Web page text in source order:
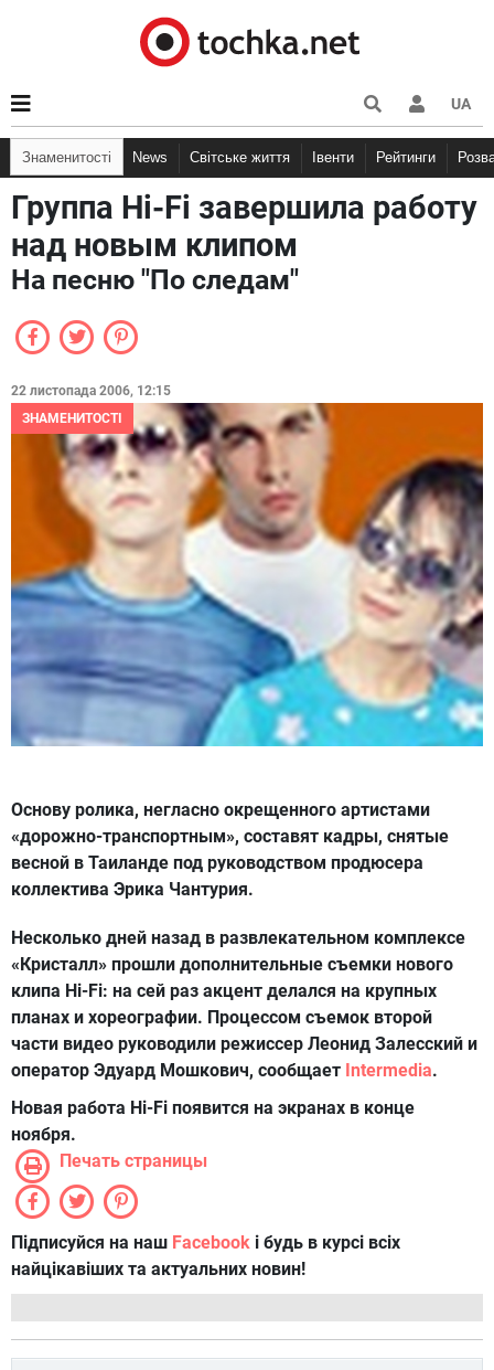
UA
Знаменитості News Світське життя Івенти Рейтинги
Группа Hi-Fi завершила работу
над новым клипом
На песню "По следам"
22 листопада 2006, 12:15
ЗНАМЕНИТОСТІ
Основу ролика, негласно окрещенного артистами
«дорожно-транспортным», составят кадры, снятые
весной в Таиланде под руководством продюсера
коллектива Эрика Чантурия.
Несколько дней назад в развлекательном комплексе
«Кристалл» прошли дополнительные съемки нового
клипа Hi-Fi: на сей раз акцент делался на крупных
планах и хореографии. Процессом съемок второй
части видео руководили режиссер Леонид Залесский и
оператор Эдуард Мошкович, сообщает Intermedia.
Новая работа Hi-Fi появится на экранах в конце
ноября.
Печать страницы
Підписуйся на наш Facebook і будь в курсі всіх
найцікавіших та актуальних новин!